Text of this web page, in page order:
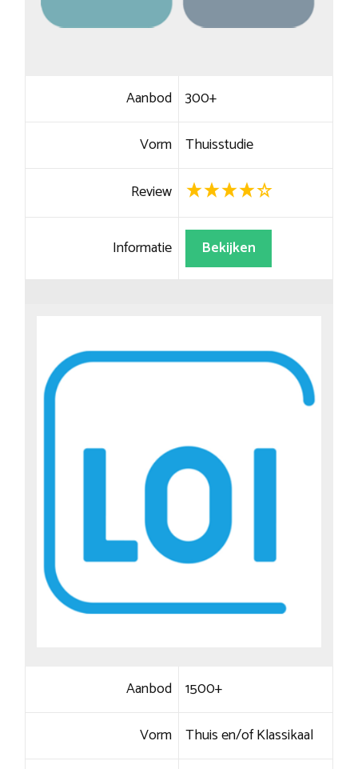
Aanbod 300+
Vorm Thuisstudie
Review
Informatie Bekijken
Aanbod 1500+
Vorm Thuis en/of Klassikaal